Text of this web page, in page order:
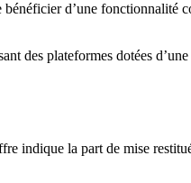
d’une fonctionnalité
des plateformes dotées
indique la part de mise